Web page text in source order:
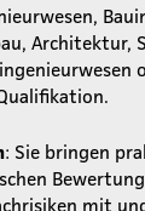
Architektur,
: Sie bringen
mit